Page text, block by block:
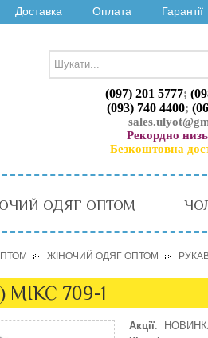
Доставка Оплата Гарантії
(097) 201 5777;
(093) 740 4400;
Рекордно
Безкоштовна
ОДЯГ ОПТОМ
ЖІНОЧИЙ ОДЯГ ОПТОМ
709-1
Акції: